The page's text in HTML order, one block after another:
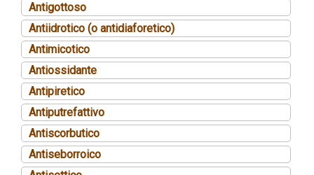
Antigottoso
Antiidrotico (o antidiaforetico)
Antimicotico
Antiossidante
Antipiretico
Antiputrefattivo
Antiscorbutico
Antiseborroico